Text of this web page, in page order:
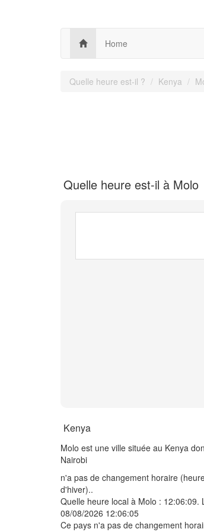
Home
Quelle heure est-il ? Kenya
Quelle heure est-il à Molo
Kenya
Molo est une ville située au Kenya
Nairobi
n'a pas de changement horaire
d'hiver)..
Quelle heure local à Molo : 12:06:09.
08/08/2026 12:06:05
Ce pays n'a pas de changement